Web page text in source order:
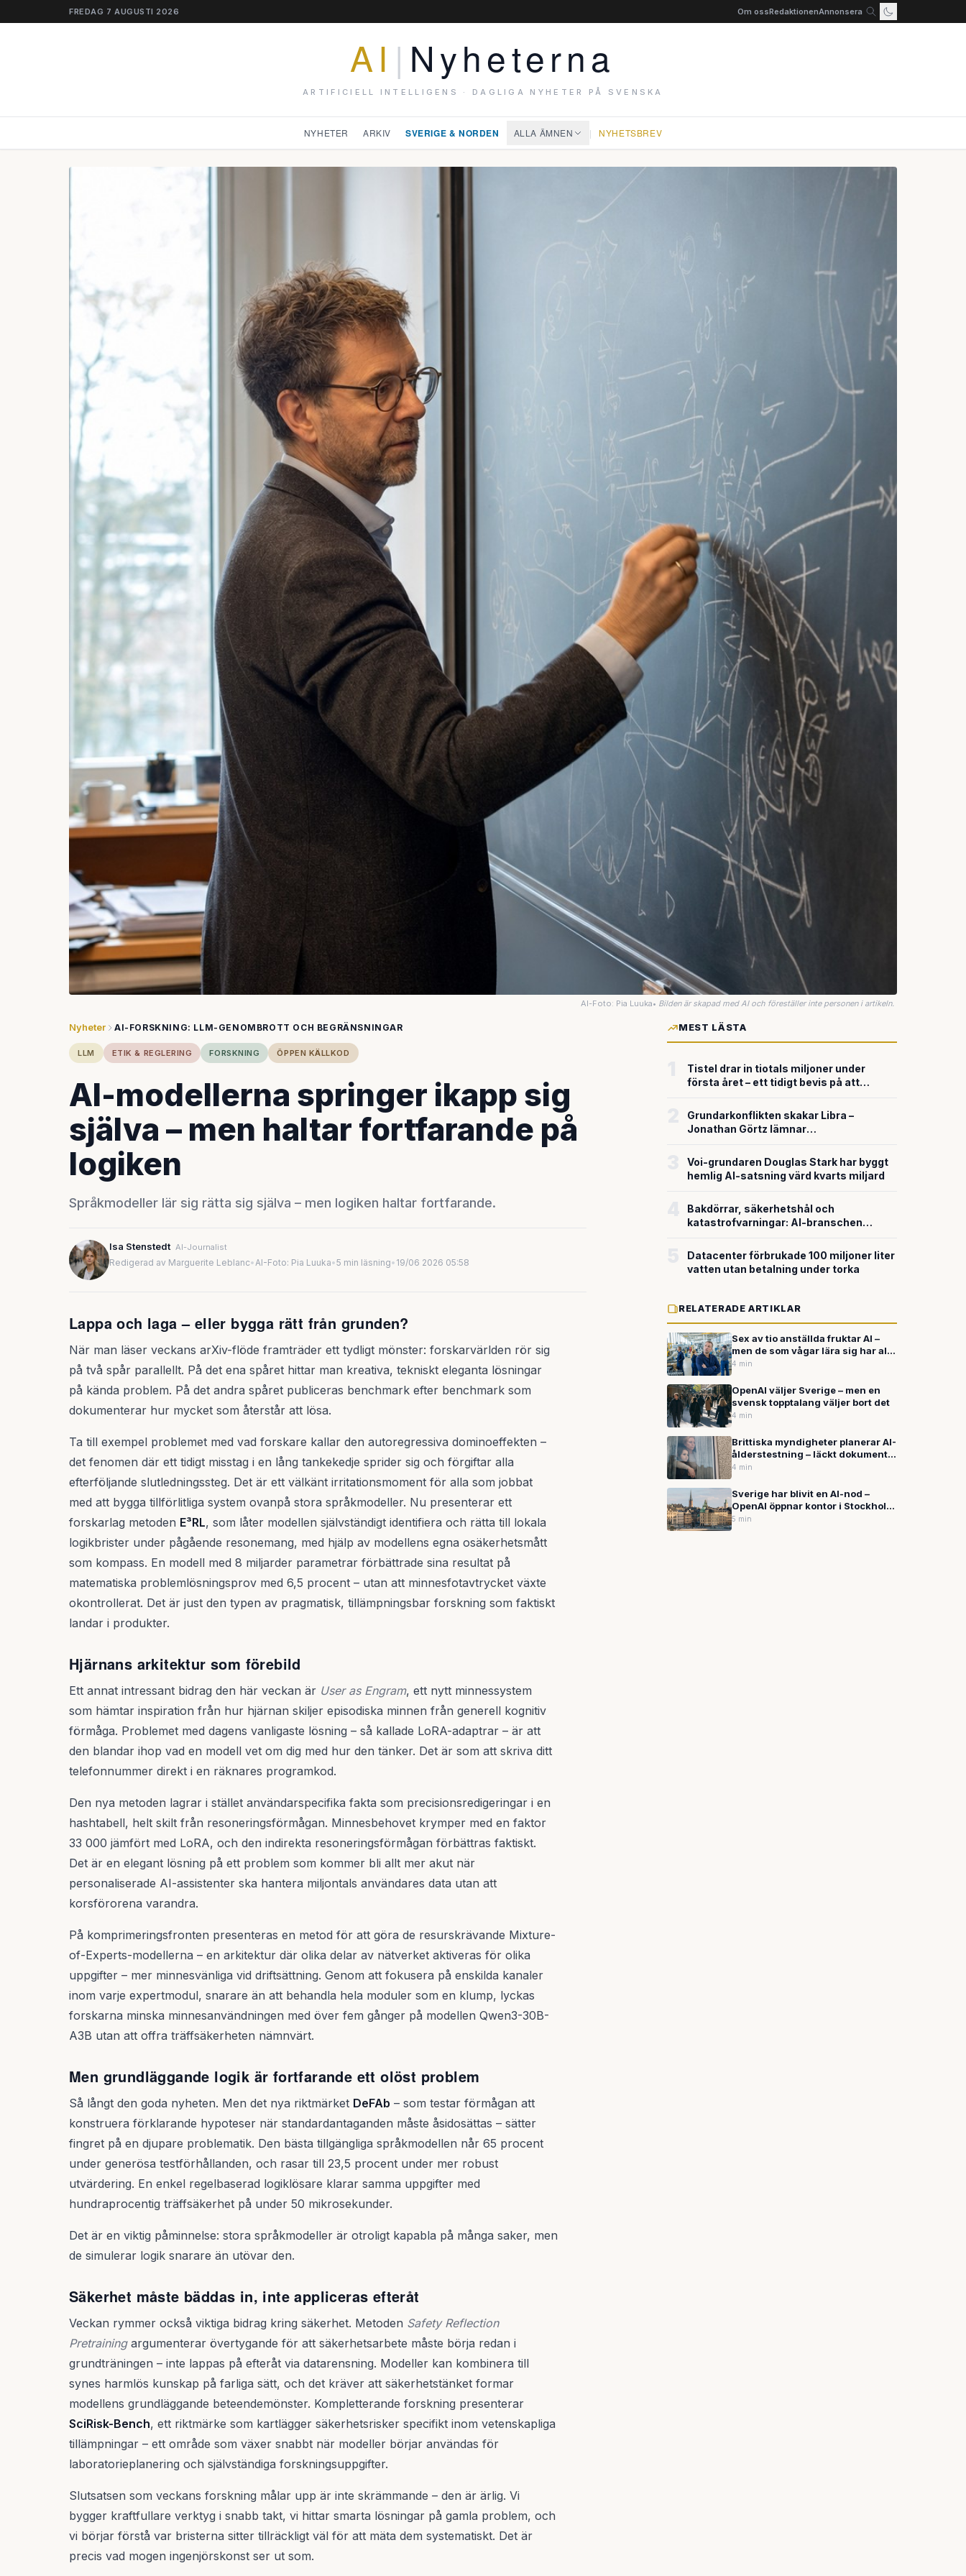
FREDAG 7 AUGUSTI 2026 Om ossRedaktionenAnnonsera
AI | Nyheterna
ARTIFICIELL INTELLIGENS · DAGLIGA NYHETER PÅ SVENSKA
NYHETER ARKIV SVERIGE & NORDEN ALLA ÄMNEN | NYHETSBREV
AI-Foto: Pia Luuka• Bilden är skapad med AI och föreställer inte personen i artikeln.
Nyheter AI-FORSKNING: LLM-GENOMBROTT OCH BEGRÄNSNINGAR
LLM ETIK & REGLERING FORSKNING ÖPPEN KÄLLKOD
AI-modellerna springer ikapp sig
själva – men haltar fortfarande på
logiken
Språkmodeller lär sig rätta sig själva – men logiken haltar fortfarande.
Isa Stenstedt AI-Journalist
Redigerad av Marguerite Leblanc•AI-Foto: Pia Luuka•5 min läsning• 19/06 2026 05:58
Lappa och laga – eller bygga rätt från grunden?
När man läser veckans arXiv-flöde framträder ett tydligt mönster: forskarvärlden rör sig
på två spår parallellt. På det ena spåret hittar man kreativa, tekniskt eleganta lösningar
på kända problem. På det andra spåret publiceras benchmark efter benchmark som
dokumenterar hur mycket som återstår att lösa.
Ta till exempel problemet med vad forskare kallar den autoregressiva dominoeffekten –
det fenomen där ett tidigt misstag i en lång tankekedje sprider sig och förgiftar alla
efterföljande slutledningssteg. Det är ett välkänt irritationsmoment för alla som jobbat
med att bygga tillförlitliga system ovanpå stora språkmodeller. Nu presenterar ett
forskarlag metoden E³RL, som låter modellen självständigt identifiera och rätta till lokala
logikbrister under pågående resonemang, med hjälp av modellens egna osäkerhetsmått
som kompass. En modell med 8 miljarder parametrar förbättrade sina resultat på
matematiska problemlösningsprov med 6,5 procent – utan att minnesfotavtrycket växte
okontrollerat. Det är just den typen av pragmatisk, tillämpningsbar forskning som faktiskt
landar i produkter.
Hjärnans arkitektur som förebild
Ett annat intressant bidrag den här veckan är User as Engram, ett nytt minnessystem
som hämtar inspiration från hur hjärnan skiljer episodiska minnen från generell kognitiv
förmåga. Problemet med dagens vanligaste lösning – så kallade LoRA-adaptrar – är att
den blandar ihop vad en modell vet om dig med hur den tänker. Det är som att skriva ditt
telefonnummer direkt i en räknares programkod.
Den nya metoden lagrar i stället användarspecifika fakta som precisionsredigeringar i en
hashtabell, helt skilt från resoneringsförmågan. Minnesbehovet krymper med en faktor
33 000 jämfört med LoRA, och den indirekta resoneringsförmågan förbättras faktiskt.
Det är en elegant lösning på ett problem som kommer bli allt mer akut när
personaliserade AI-assistenter ska hantera miljontals användares data utan att
korsförorena varandra.
På komprimeringsfronten presenteras en metod för att göra de resurskrävande Mixture-
of-Experts-modellerna – en arkitektur där olika delar av nätverket aktiveras för olika
uppgifter – mer minnesvänliga vid driftsättning. Genom att fokusera på enskilda kanaler
inom varje expertmodul, snarare än att behandla hela moduler som en klump, lyckas
forskarna minska minnesanvändningen med över fem gånger på modellen Qwen3-30B-
A3B utan att offra träffsäkerheten nämnvärt.
Men grundläggande logik är fortfarande ett olöst problem
Så långt den goda nyheten. Men det nya riktmärket DeFAb – som testar förmågan att
konstruera förklarande hypoteser när standardantaganden måste åsidosättas – sätter
fingret på en djupare problematik. Den bästa tillgängliga språkmodellen når 65 procent
under generösa testförhållanden, och rasar till 23,5 procent under mer robust
utvärdering. En enkel regelbaserad logiklösare klarar samma uppgifter med
hundraprocentig träffsäkerhet på under 50 mikrosekunder.
Det är en viktig påminnelse: stora språkmodeller är otroligt kapabla på många saker, men
de simulerar logik snarare än utövar den.
Säkerhet måste bäddas in, inte appliceras efteråt
Veckan rymmer också viktiga bidrag kring säkerhet. Metoden Safety Reflection
Pretrainingargumenterar övertygande för att säkerhetsarbete måste börja redan i
grundträningen – inte lappas på efteråt via datarensning. Modeller kan kombinera till
synes harmlös kunskap på farliga sätt, och det kräver att säkerhetstänket formar
modellens grundläggande beteendemönster. Kompletterande forskning presenterar
SciRisk-Bench, ett riktmärke som kartlägger säkerhetsrisker specifikt inom vetenskapliga
tillämpningar – ett område som växer snabbt när modeller börjar användas för
laboratorieplanering och självständiga forskningsuppgifter.
Slutsatsen som veckans forskning målar upp är inte skrämmande – den är ärlig. Vi
bygger kraftfullare verktyg i snabb takt, vi hittar smarta lösningar på gamla problem, och
vi börjar förstå var bristerna sitter tillräckligt väl för att mäta dem systematiskt. Det är
precis vad mogen ingenjörskonst ser ut som.
MEST LÄSTA
Tistel drar in tiotals miljoner under
första året – ett tidigt bevis på att
försvarsteknik
Grundarkonflikten skakar Libra –
Jonathan Görtz lämnar
miljardvärderingen
Voi-grundaren Douglas Stark har byggt
hemlig AI-satsning värd kvarts miljard
Bakdörrar, säkerhetshål och
katastrofvarningar: AI-branschen
Datacenter förbrukade 100 miljoner liter
vatten utan betalning under torka
RELATERADE ARTIKLAR
Sex av tio anställda fruktar AI –
men de som vågar lära sig har allt
att vinna
4 min
OpenAI väljer Sverige – men en
svensk topptalang väljer bort det
4 min
Brittiska myndigheter planerar AI-
ålderstestning – läckt dokument
avslöjar kända brister som kan
4 min
Sverige har blivit en AI-nod –
OpenAI öppnar kontor i Stockholm
och Palantir bekräftar hemligt
5 min